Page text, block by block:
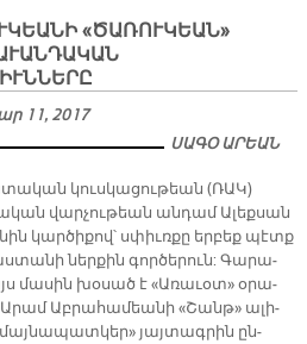
«ԾԱՌՈՒԿԵԱՆ»
11, 2017
ՍԱԳՕ ԱՐԵԱՆ
կուս­կա­ցու­թեան (ՌԱԿ)
վար­չու­թեան ան­դամ Ա­լեք­սան
կար­ծի­քով՝ սփիւռ­քը եր­բեք պէտք
ներ­քին գոր­ծե­րուն: Գա­րա­
մա­սին խօ­սած է «Ա­ռա­ւօ­տ» օ­րա­
Աբ­րա­հա­մեա­նի «Շան­թ» ա­լի­
յայ­տագ­րին ըն­